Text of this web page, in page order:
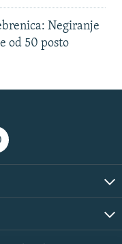
Negiranje
od 50 posto